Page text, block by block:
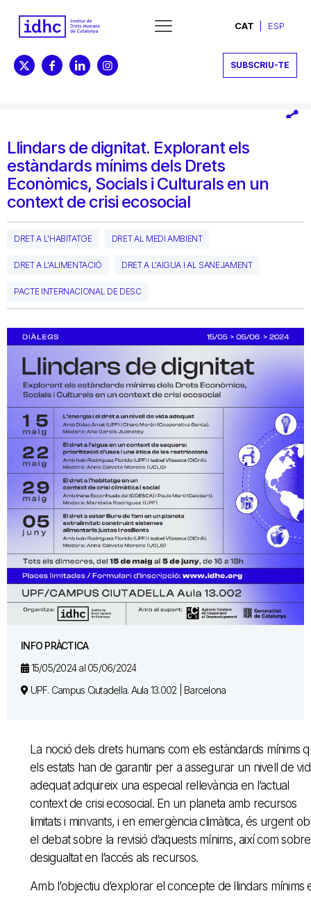
CAT ESP
SUBSCRIU-TE
Llindars de dignitat. Explorant els
estàndards mínims dels Drets
Econòmics, Socials i Culturals en un
context de crisi ecosocial
DRET A L'HABITATGE DRET AL MEDI AMBIENT
DRET A L'ALIMENTACIÓ DRET A L'AIGUA I AL SANEJAMENT
PACTE INTERNACIONAL DE DESC
INFO PRÀCTICA
15/05/2024 al 05/06/2024
UPF. Campus Ciutadella. Aula 13.002 | Barcelona
La noció dels drets humans com els estàndards mínims
els estats han de garantir per a assegurar un nivell de
adequat adquireix una especial rellevància en l’actual
context de crisi ecosocial. En un planeta amb recursos
limitats i minvants, i en emergència climàtica, és urgent
el debat sobre la revisió d’aquests mínims, així com
desigualtat en l’accés als recursos.
Amb l’objectiu d’explorar el concepte de llindars mínims